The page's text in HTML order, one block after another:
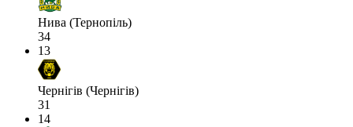
Нива (Тернопіль)
34
13
Чернігів (Чернігів)
31
14